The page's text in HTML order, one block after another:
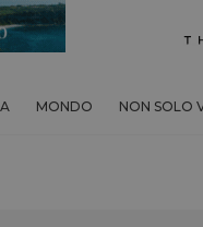
MONDO NON SOLO